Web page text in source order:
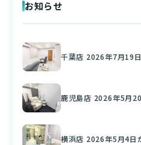
お知らせ
千葉店 2026年7月19
鹿児島店 2026年5月
横浜店 2026年5月4日